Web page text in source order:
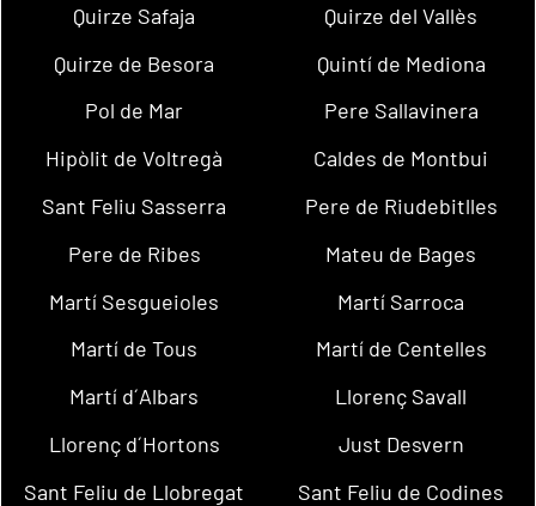
Quirze Safaja
Quirze del Vallès
Quirze de Besora
Quintí de Mediona
Pol de Mar
Pere Sallavinera
Hipòlit de Voltregà
Caldes de Montbui
Sant Feliu Sasserra
Pere de Riudebitlles
Pere de Ribes
Mateu de Bages
Martí Sesgueioles
Martí Sarroca
Martí de Tous
Martí de Centelles
Martí d´Albars
Llorenç Savall
Llorenç d´Hortons
Just Desvern
Sant Feliu de Llobregat
Sant Feliu de Codines